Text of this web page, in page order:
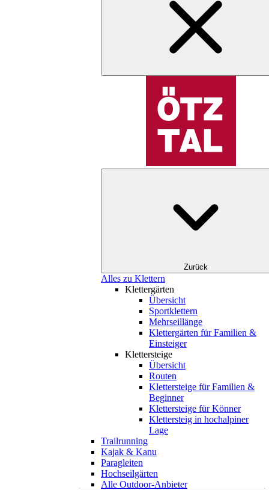
Zurück
Alles zu Klettern
Klettergärten
Übersicht
Sportklettern
Mehrseillänge
Klettergärten für Familien &
Einsteiger
Klettersteige
Übersicht
Routen
Klettersteige für Familien &
Beginner
Klettersteige für Könner
Klettersteig in hochalpiner
Lage
Trailrunning
Kajak & Kanu
Paragleiten
Hochseilgärten
Alle Outdoor-Anbieter